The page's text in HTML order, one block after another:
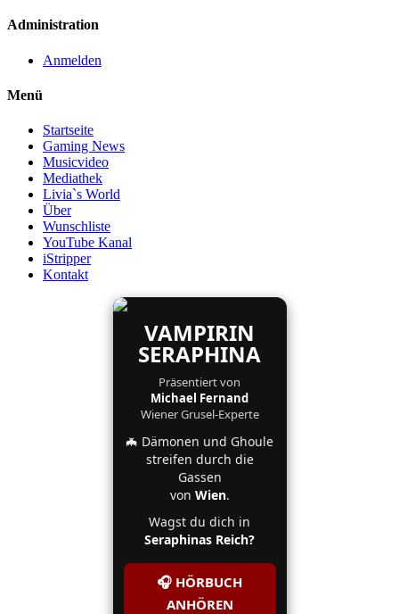
Administration
Anmelden
Menü
Startseite
Gaming News
Musicvideo
Mediathek
Livia`s World
Über
Wunschliste
YouTube Kanal
iStripper
Kontakt
VAMPIRIN
SERAPHINA
Präsentiert von
Michael Fernand
Wiener Grusel-Experte
🦇 Dämonen und Ghoule
streifen durch die
Gassen
von Wien.
Wagst du dich in
Seraphinas Reich?
🎧 HÖRBUCH
ANHÖREN